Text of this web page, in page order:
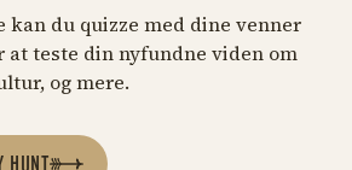
kan du quizze med dine venner
at teste din nyfundne viden om
og mere.
HUNT